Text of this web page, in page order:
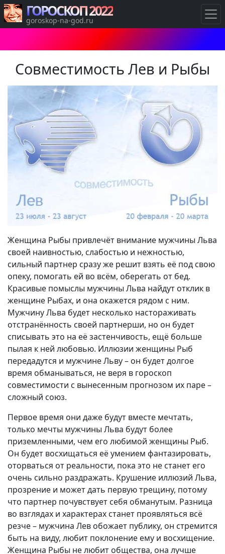
Совместимость Лев и Рыбы
Женщина Рыбы привлечёт внимание мужчины Льва
своей наивностью, слабостью и нежностью,
сильный партнер сразу же решит взять её под свою
опеку, помогать ей во всём, оберегать от бед.
Красивые помыслы мужчины Льва найдут отклик в
женщине Рыбах, и она окажется рядом с ним.
Мужчину Льва будет несколько настораживать
отстранённость своей партнерши, но он будет
списывать это на её застенчивость, ещё больше
пылая к ней любовью. Иллюзии женщины Рыб
передадутся и мужчине Льву – он будет долгое
время обманываться, не веря в гороскоп
совместимости с вынесенным прогнозом их паре –
сложный союз.
Первое время они даже будут вместе мечтать,
только мечты мужчины Льва будут более
приземленными, чем его любимой женщины Рыб.
Он будет восхищаться её умением фантазировать,
оторваться от реальности, пока это не станет его
очень сильно раздражать. Крушение иллюзий Льва,
прозрение и может дать первую трещину, потому
что партнер почувствует себя обманутым. Разница
во взглядах и характерах станет проявляться всё
резче – мужчина Лев обожает публику, он стремится
быть на виду, любит поклонение ему и восхищение.
Женщина Рыбы не любит общества, она лучше
ГОРОСКОП 2022
goroskop-na-god.ru